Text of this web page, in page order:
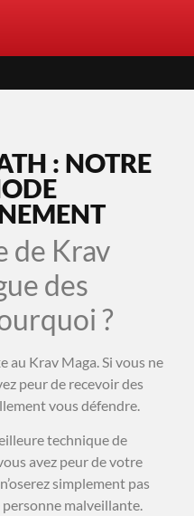
: NOTRE
de Krav
des
?
au Krav Maga. Si vous ne
peur de recevoir des
vous défendre.
technique de
avez peur de votre
simplement pas
malveillante.